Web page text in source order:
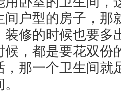
间户型的房子，那
装修的时候也要多
候，都是要花双份
，那一个卫生间就